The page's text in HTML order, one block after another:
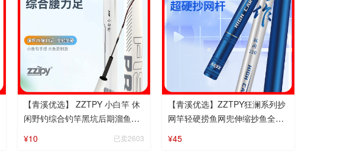
【青溪优选】 ZZTPY 小白竿 休
闲野钓综合钓竿黑坑后期溜鱼鲢
¥10 已卖2603
【青溪优选】ZZTPY狂澜系列抄
网竿轻硬捞鱼网兜伸缩抄鱼全套
¥45